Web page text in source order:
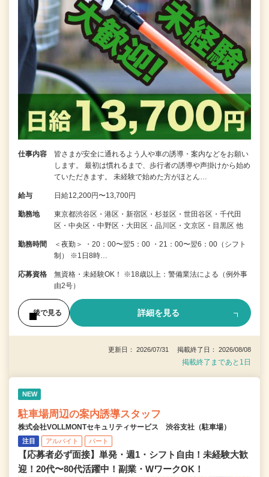
仕事内容
皆さまが安全に通れるよう人や車の誘導・案内などをお願い
します。 最初は慣れるまで、歩行者の誘導や声掛けから始め
ていただきます。 未経験で始めた方がほとん…
給与 日給12,200円〜13,700円
勤務地
東京都渋谷区・港区・新宿区・杉並区・世田谷区・千代田
区・中央区・中野区・大田区・品川区・文京区・目黒区 他
勤務時間
＜夜勤＞ ・20：00〜翌5：00 ・21：00〜翌6：00（シフト
制） ※1日8時…
応募資格
無資格・未経験OK！ ※18歳以上：警備業法による（例外事
由2号）
後で見る 詳細を見る
更新日： 2026/07/31 掲載終了日： 2026/08/08
掲載終了まであと1日
NEW
駐車場周辺の案内誘導スタッフ
株式会社VOLLMONTセキュリティサービス 渋谷支社（駐車場）
注目 アルバイト パート
【応募者必ず面接】単発・週1・シフト自由！未経験大歓
迎！20代〜80代活躍中！副業・WワークOK！